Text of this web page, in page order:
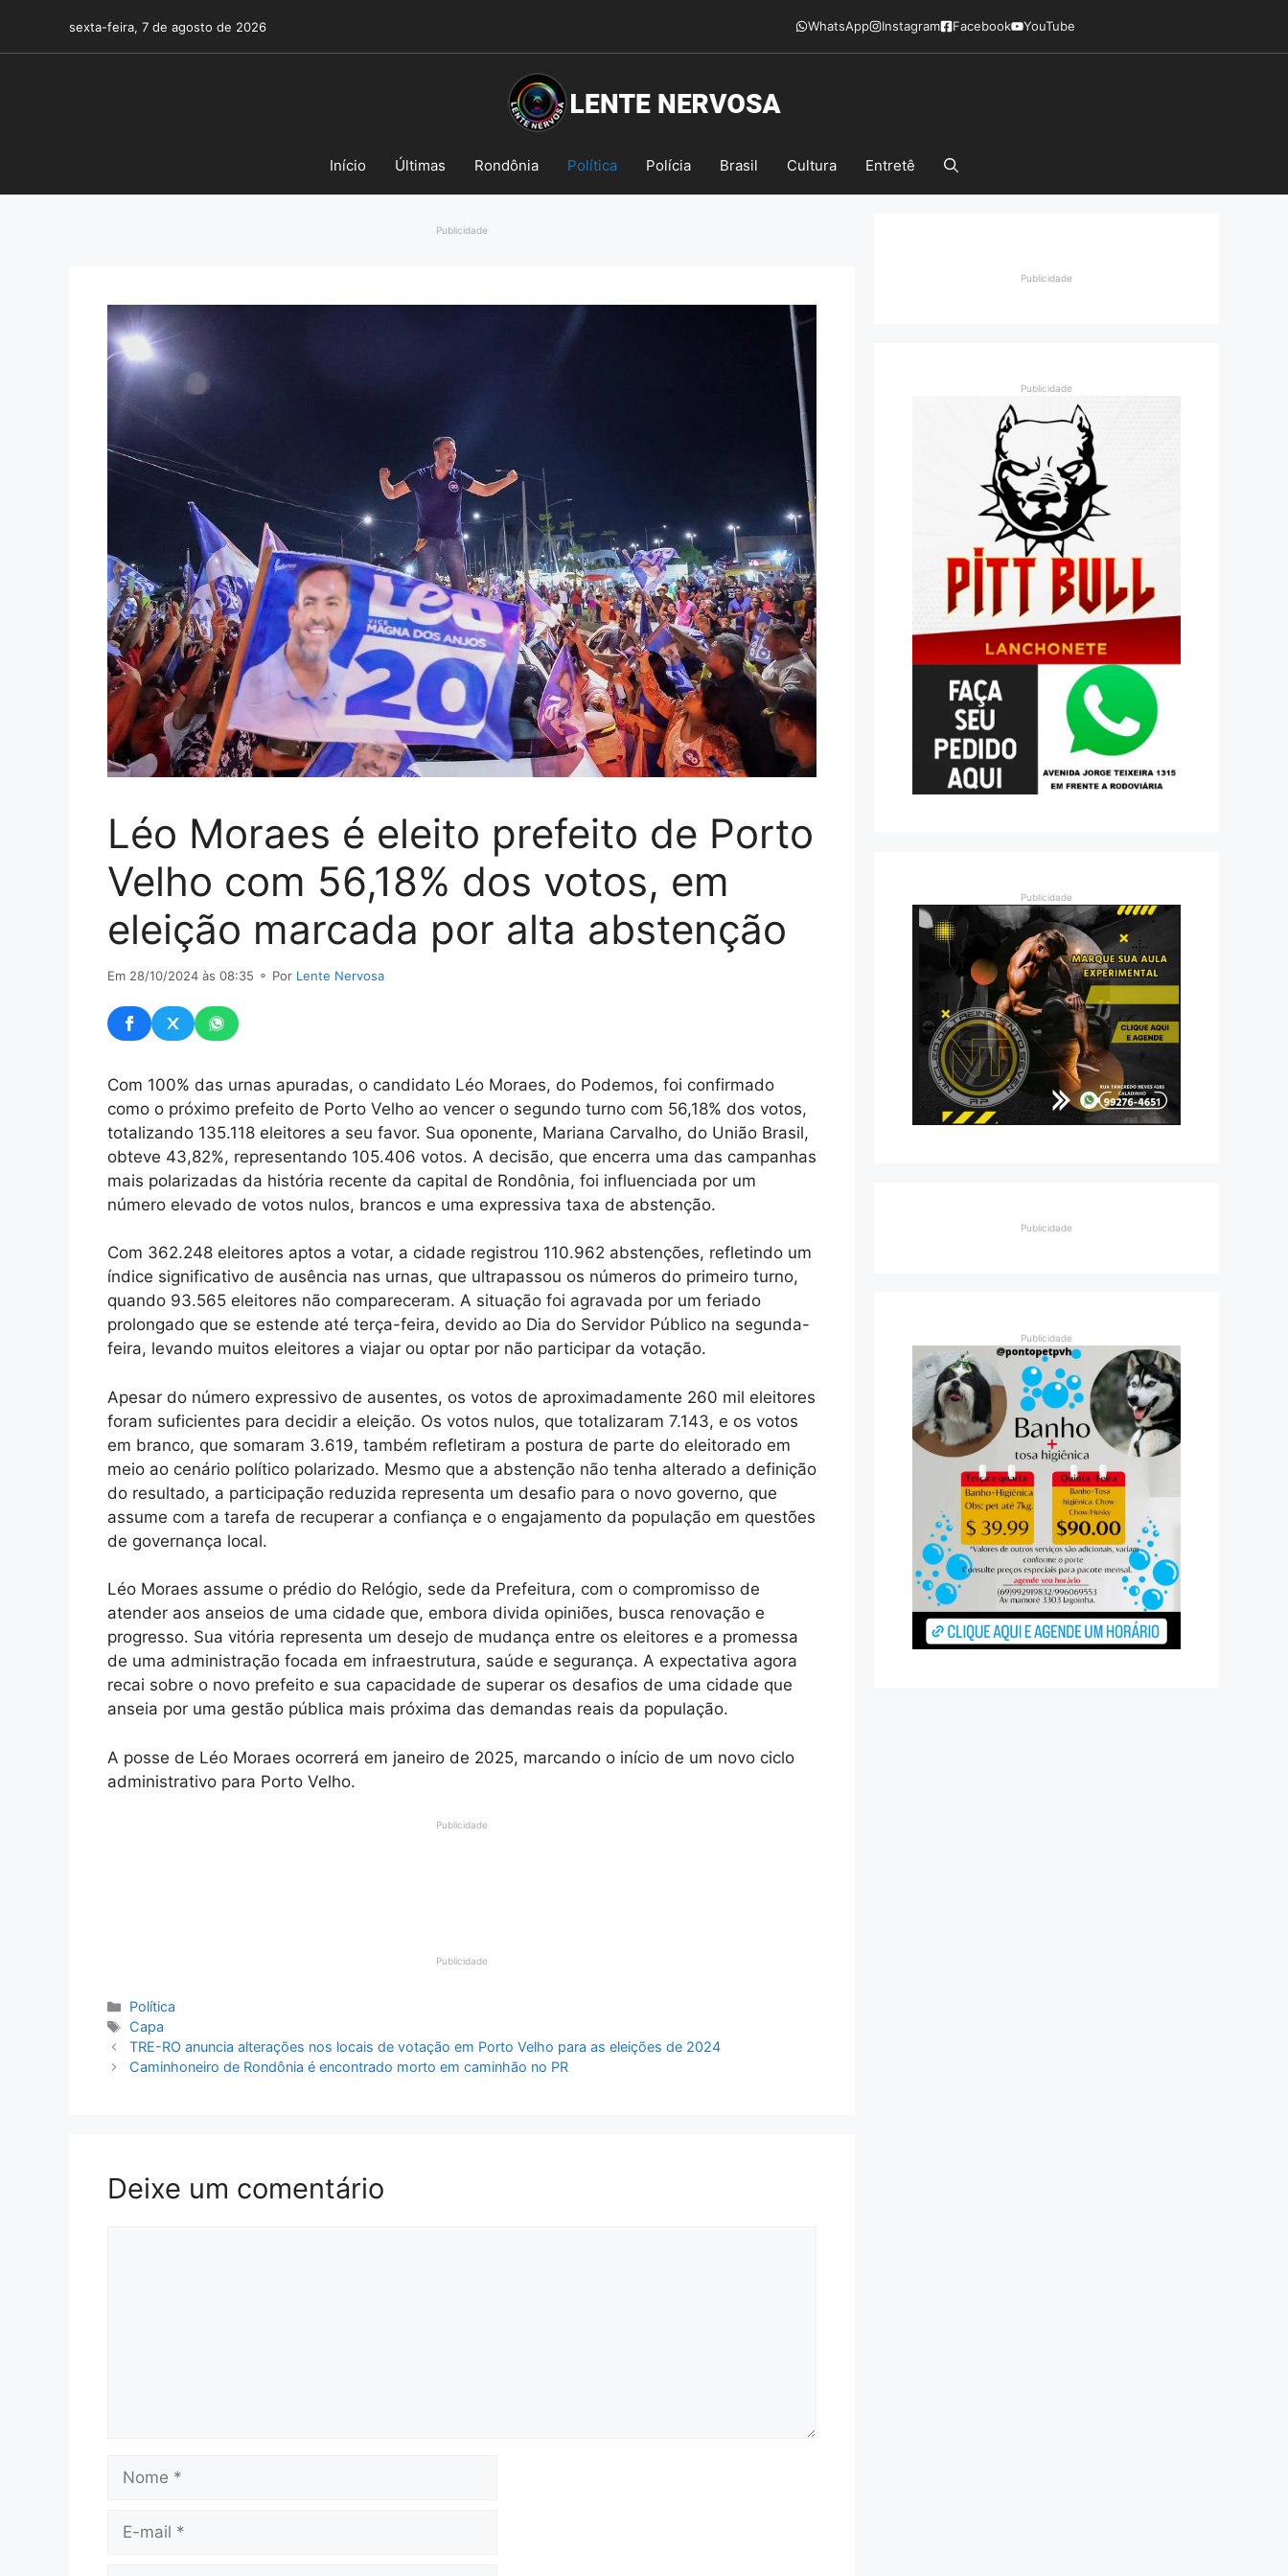
o
sexta-feira, 7 de agosto de 2026 WhatsApp Instagram Facebook YouTube
Início Últimas Rondônia Política Polícia Brasil Cultura Entretê
Publicidade
Léo Moraes é eleito prefeito de Porto
Velho com 56,18% dos votos, em
eleição marcada por alta abstenção
Em 28/10/2024 às 08:35 ⚬ Por Lente Nervosa
Com 100% das urnas apuradas, o candidato Léo Moraes, do Podemos, foi confirmado
como o próximo prefeito de Porto Velho ao vencer o segundo turno com 56,18% dos votos,
totalizando 135.118 eleitores a seu favor. Sua oponente, Mariana Carvalho, do União Brasil,
obteve 43,82%, representando 105.406 votos. A decisão, que encerra uma das campanhas
mais polarizadas da história recente da capital de Rondônia, foi influenciada por um
número elevado de votos nulos, brancos e uma expressiva taxa de abstenção.
Com 362.248 eleitores aptos a votar, a cidade registrou 110.962 abstenções, refletindo um
índice significativo de ausência nas urnas, que ultrapassou os números do primeiro turno,
quando 93.565 eleitores não compareceram. A situação foi agravada por um feriado
prolongado que se estende até terça-feira, devido ao Dia do Servidor Público na segunda-
feira, levando muitos eleitores a viajar ou optar por não participar da votação.
Apesar do número expressivo de ausentes, os votos de aproximadamente 260 mil eleitores
foram suficientes para decidir a eleição. Os votos nulos, que totalizaram 7.143, e os votos
em branco, que somaram 3.619, também refletiram a postura de parte do eleitorado em
meio ao cenário político polarizado. Mesmo que a abstenção não tenha alterado a definição
do resultado, a participação reduzida representa um desafio para o novo governo, que
assume com a tarefa de recuperar a confiança e o engajamento da população em questões
de governança local.
Léo Moraes assume o prédio do Relógio, sede da Prefeitura, com o compromisso de
atender aos anseios de uma cidade que, embora divida opiniões, busca renovação e
progresso. Sua vitória representa um desejo de mudança entre os eleitores e a promessa
de uma administração focada em infraestrutura, saúde e segurança. A expectativa agora
recai sobre o novo prefeito e sua capacidade de superar os desafios de uma cidade que
anseia por uma gestão pública mais próxima das demandas reais da população.
A posse de Léo Moraes ocorrerá em janeiro de 2025, marcando o início de um novo ciclo
administrativo para Porto Velho.
Publicidade
Publicidade
Categorias
Política
Tags
Capa
TRE-RO anuncia alterações nos locais de votação em Porto Velho para as eleições de 2024
Caminhoneiro de Rondônia é encontrado morto em caminhão no PR
Deixe um comentário
Nome
Publicidade
Publicidade
Publicidade
Publicidade
Publicidade